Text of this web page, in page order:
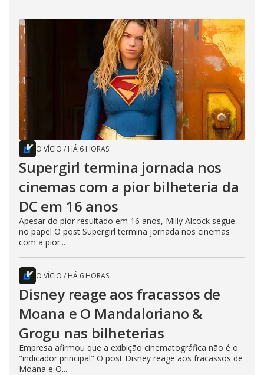
O VÍCIO / HÁ 6 HORAS
Supergirl termina jornada nos
cinemas com a pior bilheteria da
DC em 16 anos
Apesar do pior resultado em 16 anos, Milly Alcock segue
no papel O post Supergirl termina jornada nos cinemas
com a pior...
O VÍCIO / HÁ 6 HORAS
Disney reage aos fracassos de
Moana e O Mandaloriano &
Grogu nas bilheterias
Empresa afirmou que a exibição cinematográfica não é o
"indicador principal" O post Disney reage aos fracassos de
Moana e O...